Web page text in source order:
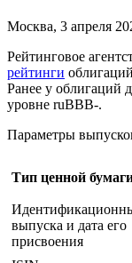
Москва, 3 апреля
Рейтинговое
рейтинги облигаций
Ранее у облигаций
уровне ruBBB-.
Параметры
Тип ценной
выпуска и дата его
присвоения